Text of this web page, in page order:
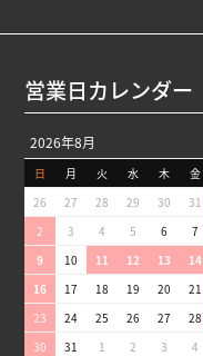
営業日カレンダー
2026年8月
日 月 火 水 木 金
26
27 28 29 30 31
2
3 4 5 6 7
9
10 11 12 13 14
16
17 18 19 20 21
23
24 25 26 27 28
30
31 1 2 3 4